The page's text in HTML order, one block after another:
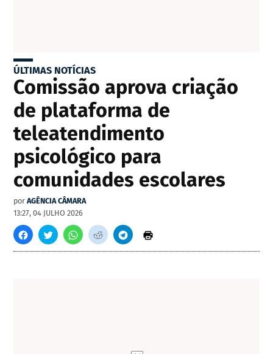
ÚLTIMAS NOTÍCIAS
Comissão aprova criação
de plataforma de
teleatendimento
psicológico para
comunidades escolares
por AGÊNCIA CÂMARA
13:27, 04 JULHO 2026